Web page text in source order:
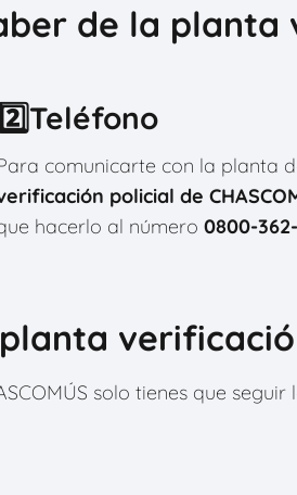
de la planta
comunicarte con la planta
policial de
hacerlo al número 0800-
solo tienes que